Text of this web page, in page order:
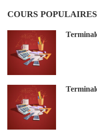
COURS POPULAIRES